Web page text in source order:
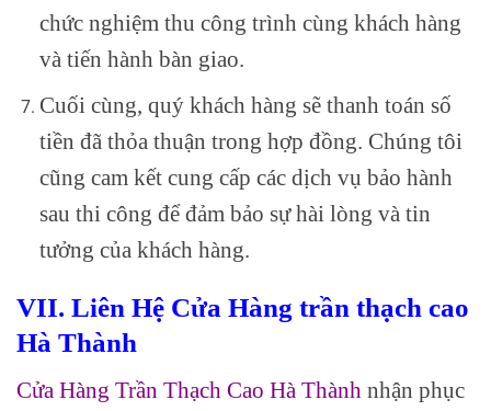
chức nghiệm thu công trình cùng khách hàng
và tiến hành bàn giao.
Cuối cùng, quý khách hàng sẽ thanh toán số
tiền đã thỏa thuận trong hợp đồng. Chúng tôi
cũng cam kết cung cấp các dịch vụ bảo hành
sau thi công để đảm bảo sự hài lòng và tin
tưởng của khách hàng.
VII. Liên Hệ Cửa Hàng trần thạch cao
Hà Thành
Cửa Hàng Trần Thạch Cao Hà Thành nhận phục